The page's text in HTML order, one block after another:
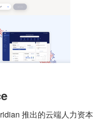
推出的云端人力资本